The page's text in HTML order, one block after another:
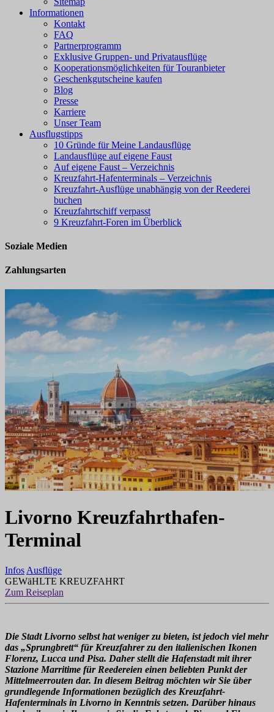
Informationen
Kontakt
FAQ
Partnerprogramm
Exklusive Gruppen- und Privatausflüge
Kooperationsmöglichkeiten für Touranbieter
Geschenkgutscheine kaufen
Blog
Presse
Karriere
Unser Team
Ausflugstipps
10 Gründe für Meine Landausflüge
Landausflüge auf eigene Faust
Auf eigene Faust – Verzeichnis
Kreuzfahrt-Hafenterminals – Verzeichnis
Kreuzfahrt-Ausflüge unabhängig von der Reederei
buchen
Kreuzfahrtschiff verpasst
9 Kreuzfahrt-Foren im Überblick
Soziale Medien
Zahlungsarten
Livorno Kreuzfahrthafen-
Terminal
Infos Ausflüge
GEWäHLTE KREUZFAHRT
Zum Reiseplan
Die Stadt Livorno selbst hat weniger zu bieten, ist jedoch viel mehr
das „Sprungbrett“ für Kreuzfahrer zu den italienischen Ikonen
Florenz, Lucca und Pisa. Daher stellt die Hafenstadt mit ihrer
Stazione Marritime für Reedereien einen beliebten Punkt der
Mittelmeerrouten dar. In diesem Beitrag möchten wir Sie über
grundlegende Informationen bezüglich des Kreuzfahrt-
Hafenterminals in Livorno in Kenntnis setzen. Darüber hinaus